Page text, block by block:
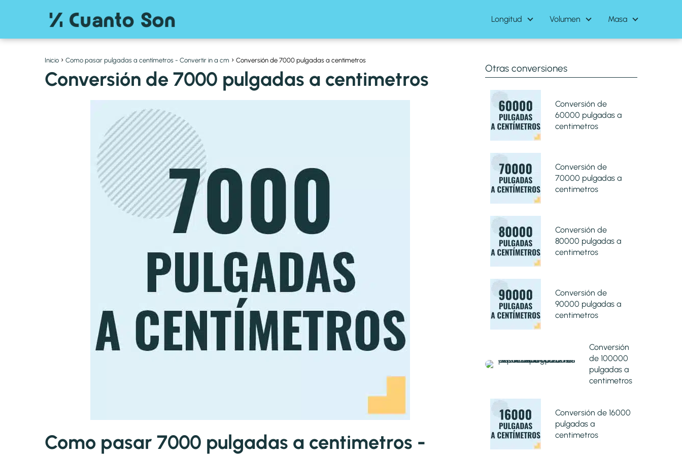
Longitud Volumen Masa
Inicio Como pasar pulgadas a centímetros - Convertir in a cm Conversión de 7000 pulgadas a centimetros
Conversión de 7000 pulgadas a centimetros
Como pasar 7000 pulgadas a centimetros -
Otras conversiones
Conversión de
60000 pulgadas a
centimetros
Conversión de
70000 pulgadas a
centimetros
Conversión de
80000 pulgadas a
centimetros
Conversión de
90000 pulgadas a
centimetros
Conversión
de 100000
pulgadas a
centimetros
Conversión de 16000
pulgadas a
centimetros